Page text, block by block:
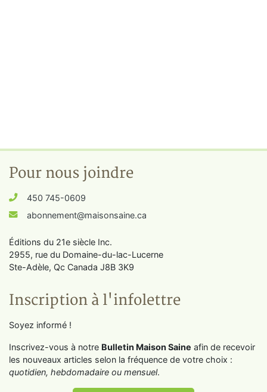
Pour nous joindre
450 745-0609
abonnement@maisonsaine.ca
Éditions du 21e siècle Inc.
2955, rue du Domaine-du-lac-Lucerne
Ste-Adèle, Qc Canada J8B 3K9
Inscription à l'infolettre
Soyez informé !
Inscrivez-vous à notre Bulletin Maison Saine afin de recevoir
les nouveaux articles selon la fréquence de votre choix :
quotidien, hebdomadaire ou mensuel.